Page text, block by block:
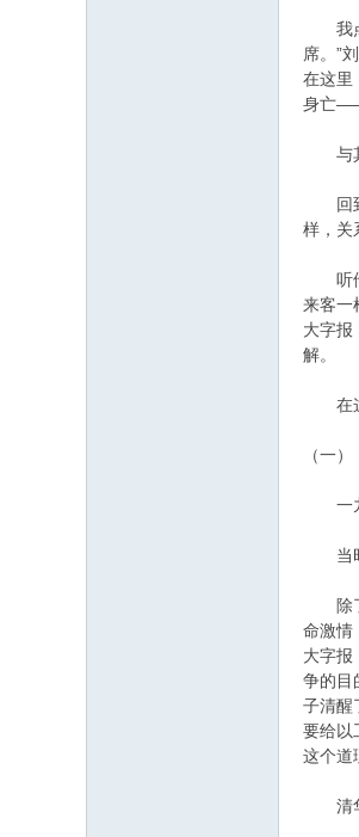
我点
席。”
在这里
身亡
与其
回到
样，关
听他
来客一
大字报
解。
在这
（一
一九
当时
除了
命激情
大字报
争的目
子清醒
要给以
这个道
清华